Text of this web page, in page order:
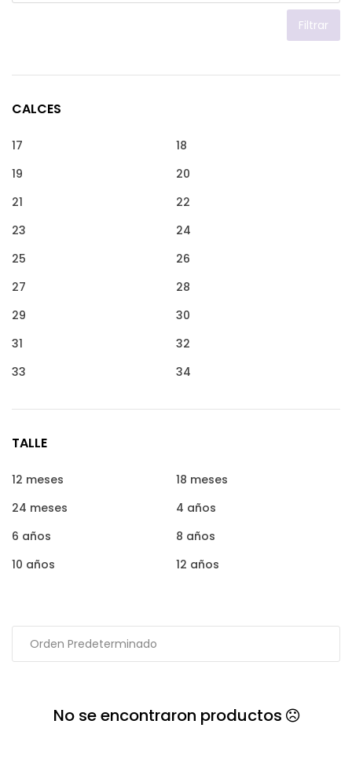
Filtrar
CALCES
17
18
19
20
21
22
23
24
25
26
27
28
29
30
31
32
33
34
TALLE
12 meses
18 meses
24 meses
4 años
6 años
8 años
10 años
12 años
No se encontraron productos